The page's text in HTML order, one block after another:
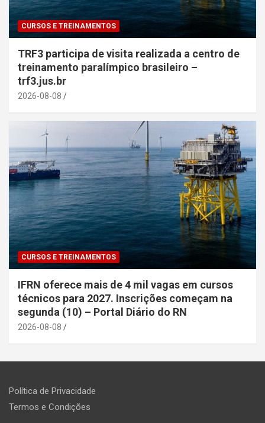
CURSOS E TREINAMENTOS
TRF3 participa de visita realizada a centro de
treinamento paralímpico brasileiro –
trf3.jus.br
2026-08-08
CURSOS E TREINAMENTOS
IFRN oferece mais de 4 mil vagas em cursos
técnicos para 2027. Inscrições começam na
segunda (10) – Portal Diário do RN
2026-08-08
Política de Privacidade
Termos e Condições